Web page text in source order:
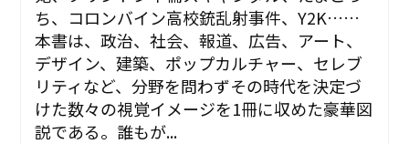
ち、コロンバイン高校銃乱射事件、Y2K……
本書は、政治、社会、報道、広告、アート、
デザイン、建築、ポップカルチャー、セレブ
リティなど、分野を問わずその時代を決定づ
けた数々の視覚イメージを1冊に収めた豪華図
説である。誰もが...